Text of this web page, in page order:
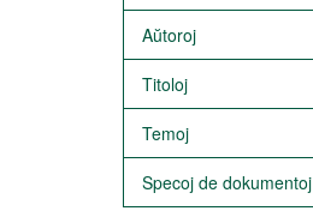
Aŭtoroj
Titoloj
Temoj
Specoj de dokumentoj